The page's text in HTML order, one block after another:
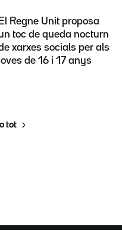
El Regne Unit proposa
toc de queda nocturn
xarxes socials per als
de 16 i 17 anys
tot